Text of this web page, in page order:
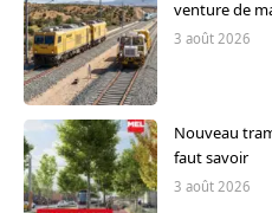
venture de
3 août 2026
Nouveau
faut savoir
3 août 2026